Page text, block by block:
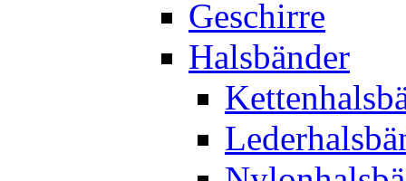
Geschirre
Halsbänder